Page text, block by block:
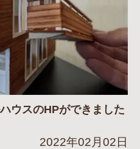
ウスのHPができました
2022年02月02日